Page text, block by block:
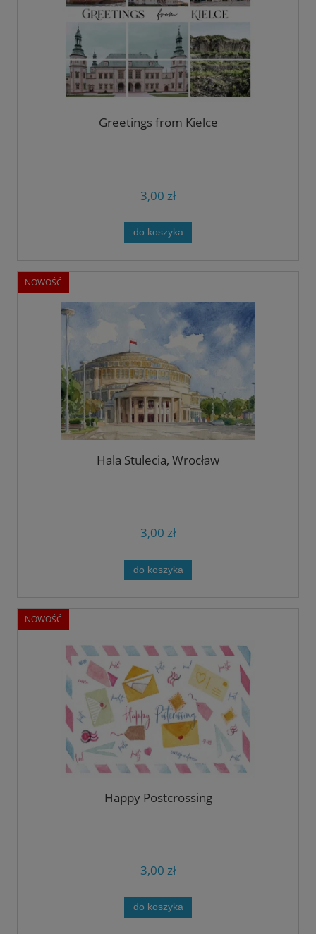
Greetings from Kielce
3,00 zł
do koszyka
Hala Stulecia, Wrocław
3,00 zł
do koszyka
NOWOŚĆ
Happy Postcrossing
3,00 zł
do koszyka
NOWOŚĆ